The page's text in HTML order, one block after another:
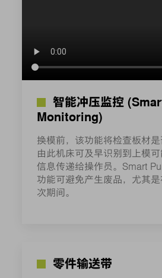
智能冲压监控
Monitoring)
换模前，该功能将检查板材是
由此机床可及早识别到上模
信息传递给操作员。Smart
功能可避免产生废品，尤其
次期间。
零件输送带